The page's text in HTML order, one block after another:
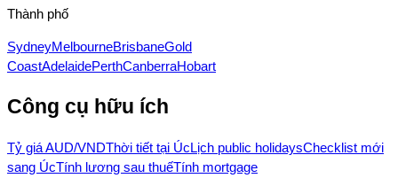
Thành phố
SydneyMelbourneBrisbaneGold
CoastAdelaidePerthCanberraHobart
Công cụ hữu ích
Tỷ giá AUD/VNDThời tiết tại ÚcLịch public holidaysChecklist mới
sang ÚcTính lương sau thuếTính mortgage